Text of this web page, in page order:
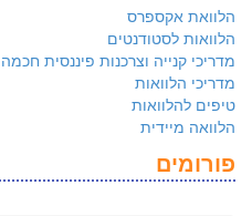
הלוואת אקספרס
הלוואות לסטודנטים
מדריכי קנייה וצרכנות פיננסית חכמה
מדריכי הלוואות
טיפים להלוואות
הלוואה מיידית
פורומים